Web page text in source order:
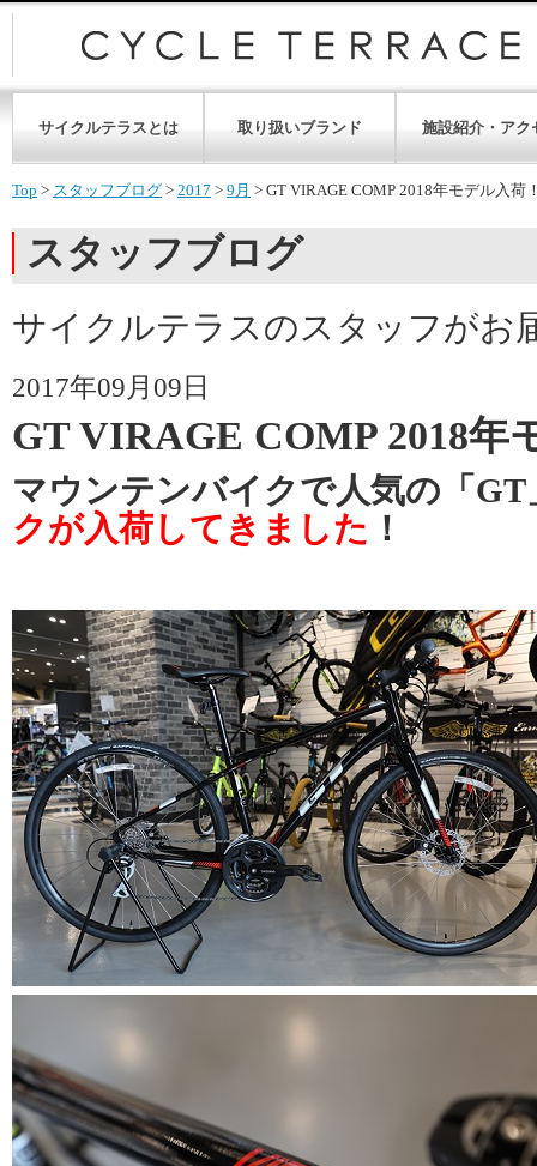
サイクルテラスとは 取り扱いブランド 施設紹介・アク
Top > スタッフブログ > 2017 > 9月 > GT VIRAGE COMP 2018年モデル入荷
スタッフブログ
サイクルテラスのスタッフがお
2017年09月09日
GT VIRAGE COMP 2018年
マウンテンバイクで人気の「GT
クが入荷してきました ！